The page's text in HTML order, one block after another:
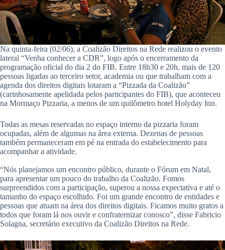
Na quinta-feira (02/06), a Coalizão Direitos na Rede realizou o evento
lateral “Venha conhecer a CDR”, logo após o encerramento da
programação oficial do dia 2 do FIB. Entre 18h30 e 20h, mais de 120
pessoas ligadas ao terceiro setor, academia ou que trabalham com a
agenda dos direitos digitais lotaram a “Pizzada da Coalizão”
(carinhosamente apelidada pelos participantes do FIB), que aconteceu
na Mormaço Pizzaria, a menos de um quilômetro hotel Holyday Inn.
Todas as mesas reservadas no espaço interno da pizzaria foram
ocupadas, além de algumas na área externa. Dezenas de pessoas
também permaneceram em pé na entrada do estabelecimento para
acompanhar a atividade.
“Nós planejamos um encontro público, durante o Fórum em Natal,
para apresentar um pouco do trabalho da Coalizão. Fomos
surpreendidos com a participação, superou a nossa expectativa e até o
tamanho do espaço escolhido. Foi um grande encontro de entidades e
pessoas que atuam na área dos direitos digitais. Ficamos muito gratos a
todos que foram lá nos ouvir e confraternizar conosco”, disse Fabricio
Solagna, secretário executivo da Coalizão Direitos na Rede.